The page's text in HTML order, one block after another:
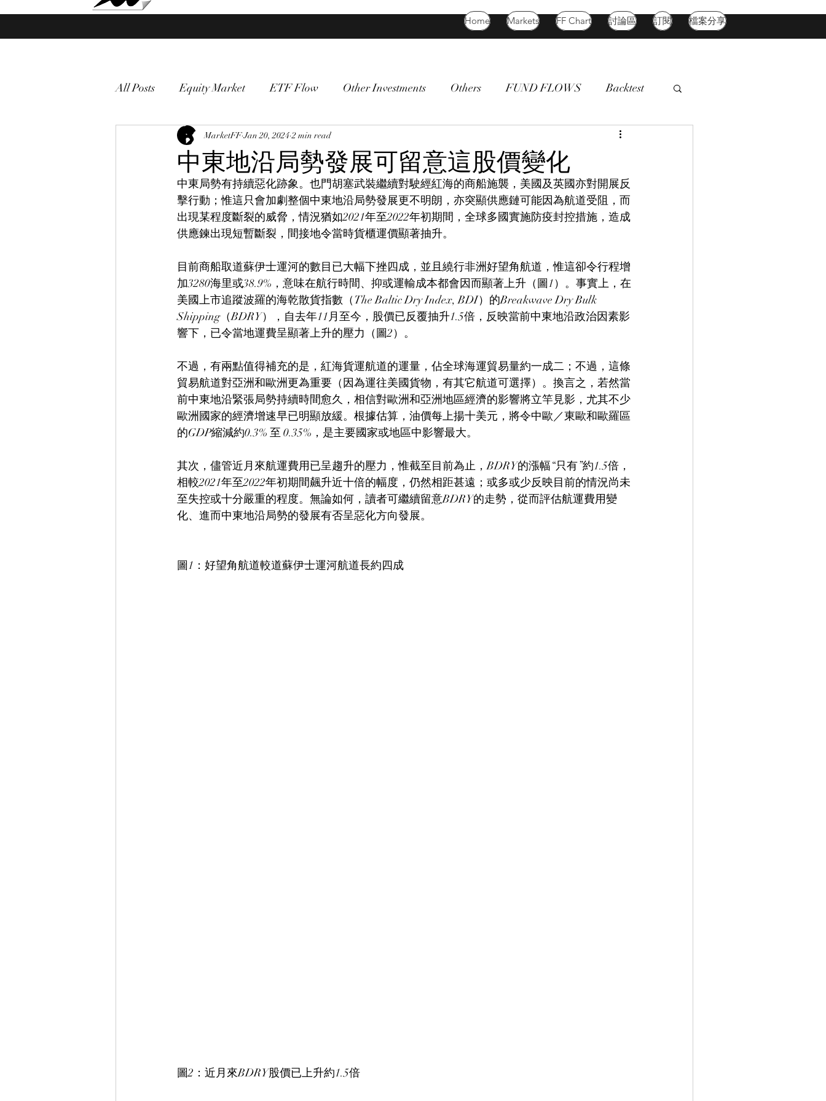
Home Markets FF Chart 討論區 訂閱 檔案分享
All Posts Equity Market ETF Flow Other Investments Others FUND FLOWS Backtest
VIX Market volatility bitcoin Oil
Currency Macro
中東地沿局勢發展可留意這股價變化
MarketFF Jan 20, 2024 2 min read
中東局勢有持續惡化跡象。也門胡塞武裝繼續對駛經紅海的商船施襲，美國及英國亦對開展反
擊行動；惟這只會加劇整個中東地沿局勢發展更不明朗，亦突顯供應鏈可能因為航道受阻，而
出現某程度斷裂的威脅，情況猶如2021年至2022年初期間，全球多國實施防疫封控措施，造成
供應鍊出現短暫斷裂，間接地令當時貨櫃運價顯著抽升。
目前商船取道蘇伊士運河的數目已大幅下挫四成，並且繞行非洲好望角航道，惟這卻令行程增
加3280海里或38.9%，意味在航行時間、抑或運輸成本都會因而顯著上升（圖1）。事實上，在
美國上市追蹤波羅的海乾散貨指數（The Baltic Dry Index, BDI）的Breakwave Dry Bulk
Shipping（BDRY），自去年11月至今，股價已反覆抽升1.5倍，反映當前中東地沿政治因素影
響下，已令當地運費呈顯著上升的壓力（圖2）。
不過，有兩點值得補充的是，紅海貨運航道的運量，佔全球海運貿易量約一成二；不過，這條
貿易航道對亞洲和歐洲更為重要（因為運往美國貨物，有其它航道可選擇）。換言之，若然當
前中東地沿緊張局勢持續時間愈久，相信對歐洲和亞洲地區經濟的影響將立竿見影，尤其不少
歐洲國家的經濟增速早已明顯放緩。根據估算，油價每上揚十美元，將令中歐／東歐和歐羅區
的GDP縮減約0.3% 至 0.35%，是主要國家或地區中影響最大。
其次，儘管近月來航運費用已呈趨升的壓力，惟截至目前為止，BDRY的漲幅“只有”約1.5倍，
相較2021年至2022年初期間飆升近十倍的幅度，仍然相距甚遠；或多或少反映目前的情況尚未
至失控或十分嚴重的程度。無論如何，讀者可繼續留意BDRY的走勢，從而評估航運費用變
化、進而中東地沿局勢的發展有否呈惡化方向發展。
圖1：好望角航道較道蘇伊士運河航道長約四成
圖2：近月來BDRY股價已上升約1.5倍